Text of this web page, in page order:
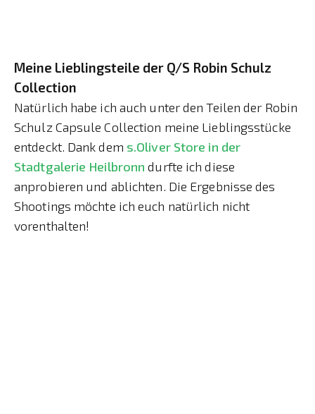
Meine Lieblingsteile der Q/S Robin Schulz
Collection
Natürlich habe ich auch unter den Teilen der Robin
Schulz Capsule Collection meine Lieblingsstücke
entdeckt. Dank dem s.Oliver Store in der
Stadtgalerie Heilbronn durfte ich diese
anprobieren und ablichten. Die Ergebnisse des
Shootings möchte ich euch natürlich nicht
vorenthalten!